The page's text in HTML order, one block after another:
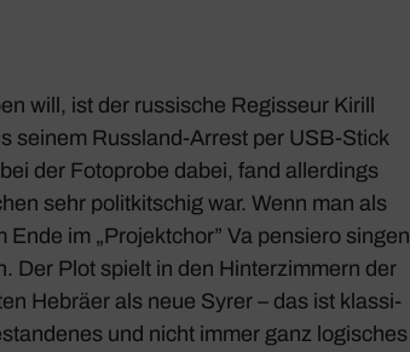
will, ist der russi­sche Regis­seur Kirill
seinem Russ­land-Arrest per USB-Stick
der Foto­probe dabei, fand aller­dings
sehr polit­kit­schig war. Wenn man als
Ende im „Projekt­chor” Va pensiero singen
Der Plot spielt in den Hinter­zim­mern der
Hebräer als neue Syrer – das ist klas­si­
und nicht immer ganz logi­sches